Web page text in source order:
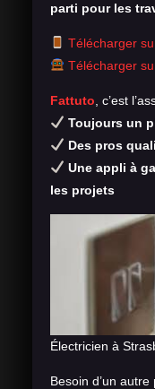
parti pour les
Télécharger
Télécharger
Fattuto , c’est
Toujours un
Des pros
Une appli à
les projets
Électricien à
Besoin d’un